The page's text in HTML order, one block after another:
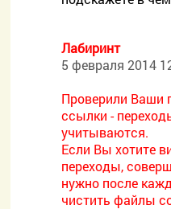
Лабиринт
5 февраля 2014
Проверили Ваши
ссылки -
учитываются.
Если Вы хотите
переходы,
нужно после
чистить файлы